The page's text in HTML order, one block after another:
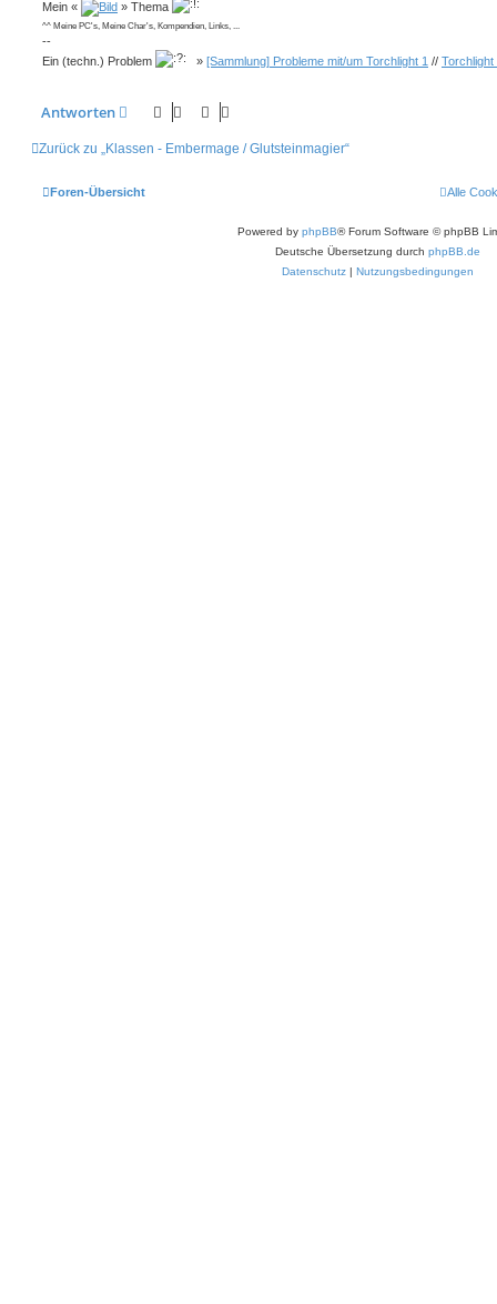
Mein « » Thema
^^ Meine PC's, Meine Char's, Kompendien, Links, ...
--
Ein (techn.) Problem
» [Sammlung] Probleme mit/um Torchlight 1 // Torchlight
Antworten
Zurück zu „Klassen - Embermage / Glutsteinmagier“
Foren-Übersicht Alle
Powered by phpBB® Forum Software © phpBB
Deutsche Übersetzung durch phpBB.de
Datenschutz
Nutzungsbedingungen